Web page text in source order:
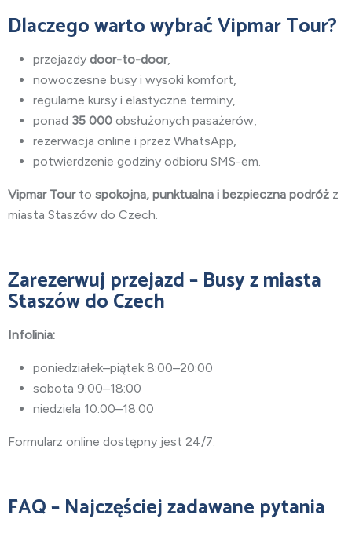
Dlaczego warto wybrać Vipmar Tour?
przejazdy door-to-door,
nowoczesne busy i wysoki komfort,
regularne kursy i elastyczne terminy,
ponad 35 000 obsłużonych pasażerów,
rezerwacja online i przez WhatsApp,
potwierdzenie godziny odbioru SMS-em.
Vipmar Tourto spokojna, punktualna i bezpieczna podróż z
miasta Staszów do Czech.
Zarezerwuj przejazd – Busy z miasta
Staszów do Czech
Infolinia:
poniedziałek–piątek 8:00–20:00
sobota 9:00–18:00
niedziela 10:00–18:00
Formularz online dostępny jest 24/7.
FAQ – Najczęściej zadawane pytania